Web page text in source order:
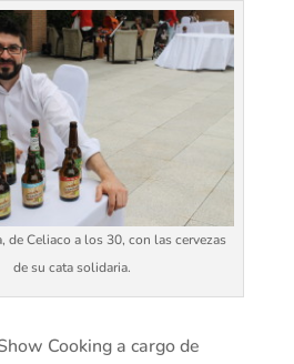
de Celiaco a los 30, con las cervezas
de su cata solidaria.
Cooking a cargo de